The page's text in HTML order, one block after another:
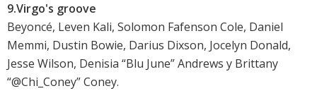
9.Virgo's groove
Beyoncé, Leven Kali, Solomon Fafenson Cole, Daniel
Memmi, Dustin Bowie, Darius Dixson, Jocelyn Donald,
Jesse Wilson, Denisia “Blu June” Andrews y Brittany
“@Chi_Coney” Coney.